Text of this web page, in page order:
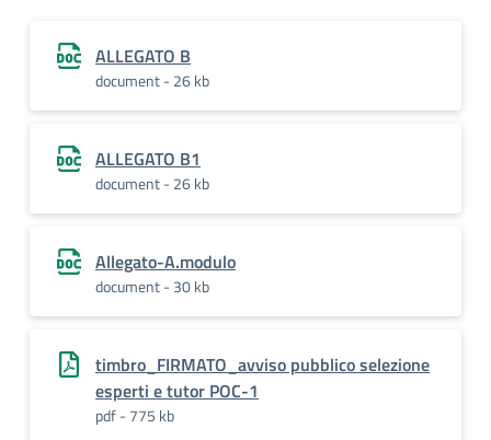
ALLEGATO B
document - 26 kb
ALLEGATO B1
document - 26 kb
Allegato-A.modulo
document - 30 kb
timbro_FIRMATO_avviso pubblico selezione
esperti e tutor POC-1
pdf - 775 kb